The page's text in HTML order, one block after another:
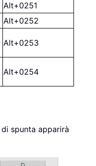
Alt+0251
Alt+0252
Alt+0253
Alt+0254
spunta apparirà